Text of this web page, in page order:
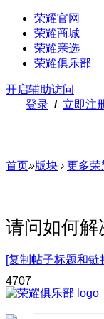
荣耀官网
荣耀商城
荣耀亲选
荣耀俱乐部
开启辅助访问
登录 / 立即注
首页»版块 › 更多荣
请问如何解
[复制帖子标题和链
4707